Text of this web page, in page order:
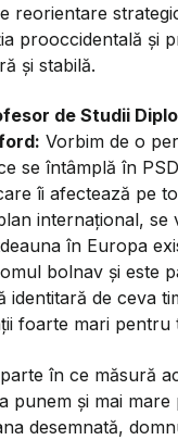
reorientare
prooccidentală și
și stabilă.
de Studii
Vorbim de o
se întâmplă în
îi afectează pe
internațional, se
în Europa
bolnav și este
de ceva
foarte mari pentru
în ce măsură
punem și mai mare
desemnată,